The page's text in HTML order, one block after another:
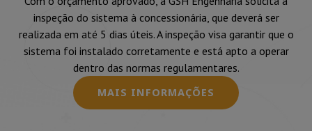
inspeção do sistema à concessionária, que deverá ser
realizada em até 5 dias úteis. A inspeção visa garantir que o
sistema foi instalado corretamente e está apto a operar
dentro das normas regulamentares.
MAIS INFORMAÇÕES